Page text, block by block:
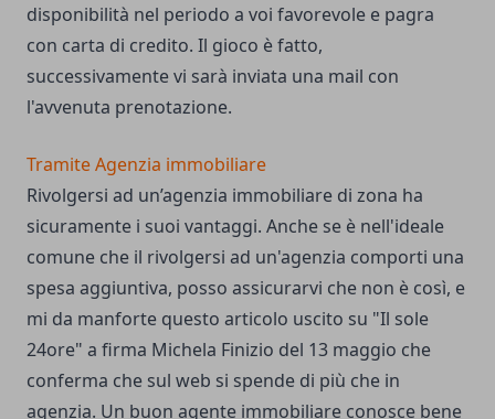
disponibilità nel periodo a voi favorevole e pagra
con carta di credito. Il gioco è fatto,
successivamente vi sarà inviata una mail con
l'avvenuta prenotazione.
Tramite Agenzia immobiliare
Rivolgersi ad un’agenzia immobiliare di zona ha
sicuramente i suoi vantaggi. Anche se è nell'ideale
comune che il rivolgersi ad un'agenzia comporti una
spesa aggiuntiva, posso assicurarvi che non è così, e
mi da manforte questo articolo uscito su "Il sole
24ore" a firma Michela Finizio del 13 maggio che
conferma che sul web si spende di più che in
agenzia. Un buon agente immobiliare conosce bene